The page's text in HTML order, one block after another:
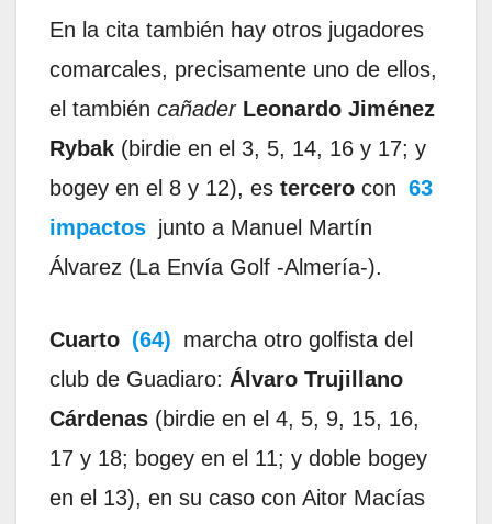
En la cita también hay otros jugadores
comarcales, precisamente uno de ellos,
el también cañader Leonardo Jiménez
Rybak (birdie en el 3, 5, 14, 16 y 17; y
bogey en el 8 y 12), es tercero con 63
impactos junto a Manuel Martín
Álvarez (La Envía Golf -Almería-).
Cuarto (64) marcha otro golfista del
club de Guadiaro: Álvaro Trujillano
Cárdenas (birdie en el 4, 5, 9, 15, 16,
17 y 18; bogey en el 11; y doble bogey
en el 13), en su caso con Aitor Macías